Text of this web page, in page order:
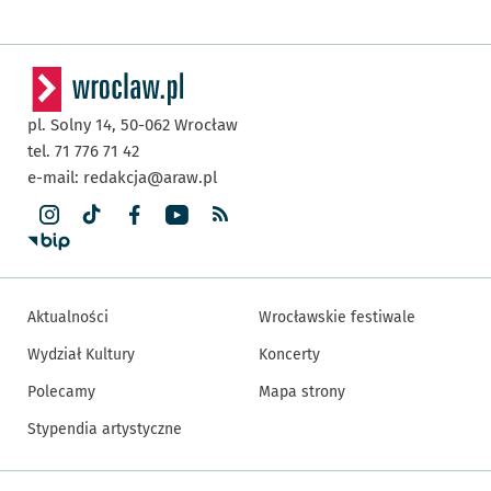
pl. Solny 14, 50-062 Wrocław
tel. 71 776 71 42
e-mail: redakcja@araw.pl
Aktualności
Wydział Kultury
Polecamy
Stypendia artystyczne
Wrocławskie festiwale
Koncerty
Mapa strony